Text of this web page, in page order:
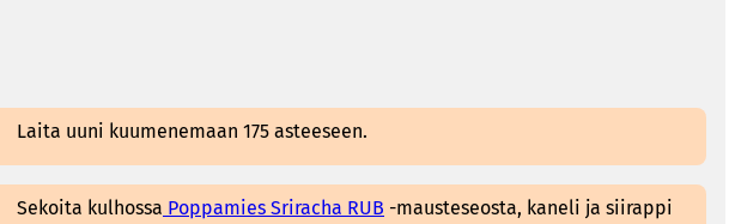
Laita uuni kuumenemaan 175 asteeseen.
Sekoita kulhossa Poppamies Sriracha RUB -mausteseosta, kaneli ja siirappi